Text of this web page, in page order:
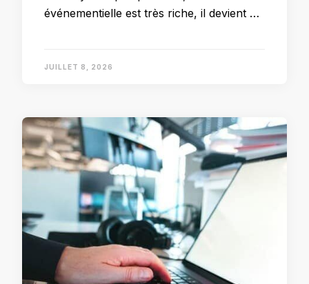
événementielle est très riche, il devient …
JUILLET 8, 2026